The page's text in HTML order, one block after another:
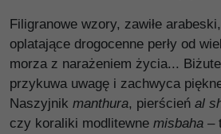
Filigranowe wzory, zawiłe
oplatające drogocenne perły od
morza z narażeniem życia...
przykuwa uwagę i zachwyca
Naszyjnik manthura, pierścień al
czy koraliki modlitewne misbaha –